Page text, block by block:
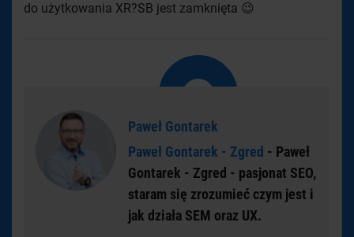
do użytkowania XR?SB jest zamknięta 😉
Paweł Gontarek
Paweł Gontarek - Zgred - Paweł
Gontarek - Zgred - pasjonat SEO,
staram się zrozumieć czym jest i
jak działa SEM oraz UX.